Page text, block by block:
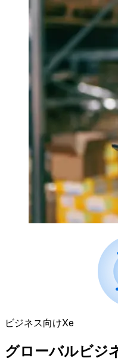
ビジネス向けXe
グローバルビジ